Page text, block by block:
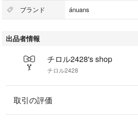
ブランド ánuans
出品者情報
チロル2428's shop
チロル2428
取引の評価